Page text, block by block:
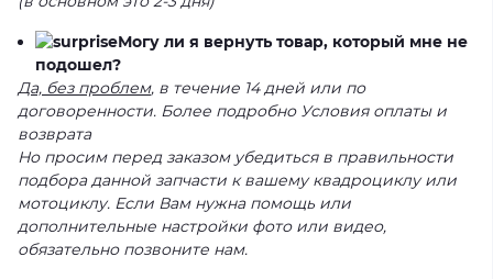
Могу ли я вернуть товар, который мне не
подошел?
Да, без проблем, в течение 14 дней или по
договоренности. Более подробно Условия оплаты и
возврата
Но просим перед заказом убедиться в правильности
подбора данной запчасти к вашему квадроциклу или
мотоциклу. Если Вам нужна помощь или
дополнительные настройки фото или видео,
обязательно позвоните нам.